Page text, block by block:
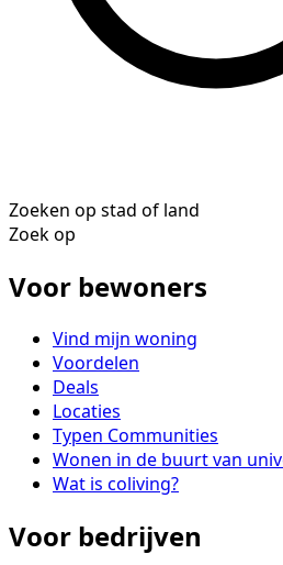
Zoeken op stad of land
Zoek op
Voor bewoners
Vind mijn woning
Voordelen
Deals
Locaties
Typen Communities
Wonen in de buurt van
Wat is coliving?
Voor bedrijven